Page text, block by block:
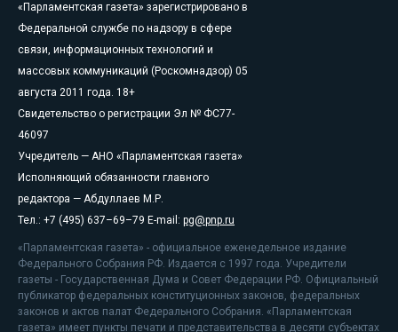
«Парламентская газета» зарегистрировано в
Федеральной службе по надзору в сфере
связи, информационных технологий и
массовых коммуникаций (Роскомнадзор) 05
августа 2011 года. 18+
Свидетельство о регистрации Эл № ФС77-
46097
Учредитель — АНО «Парламентская газета»
Исполняющий обязанности главного
редактора — Абдуллаев М.Р.
Тел.: +7 (495) 637–69–79 E-mail: pg@pnp.ru
«Парламентская газета» - официальное еженедельное издание
Федерального Собрания РФ. Издается с 1997 года. Учредители
газеты - Государственная Дума и Совет Федерации РФ. Официальный
публикатор федеральных конституционных законов, федеральных
законов и актов палат Федерального Собрания. «Парламентская
газета» имеет пункты печати и представительства в десяти субъектах